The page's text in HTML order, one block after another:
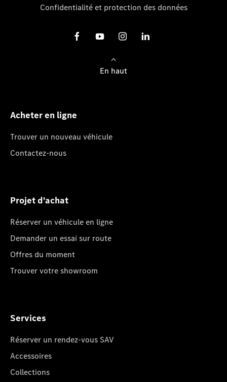
Confidentialité et protection des données
En haut
Acheter en ligne
Trouver un nouveau véhicule
Contactez-nous
Projet d'achat
Réserver un véhicule en ligne
Demander un essai sur route
Offres du moment
Trouver votre showroom
Services
Réserver un rendez-vous SAV
Accessoires
Collections